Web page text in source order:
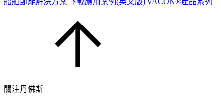
關注丹佛斯